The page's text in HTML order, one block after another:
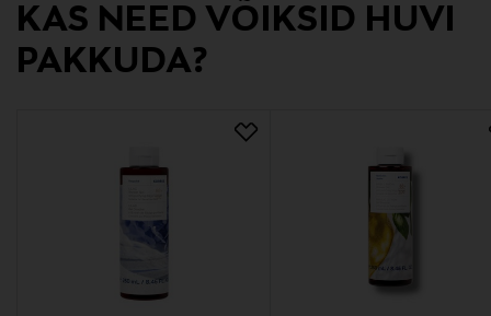
Tootja
Lönnrotinkatu 43a, 00180 Helsinki, Finland
Digitaalne aadress
KAS NEED VÕIKSID HUVI
PAKKUDA?